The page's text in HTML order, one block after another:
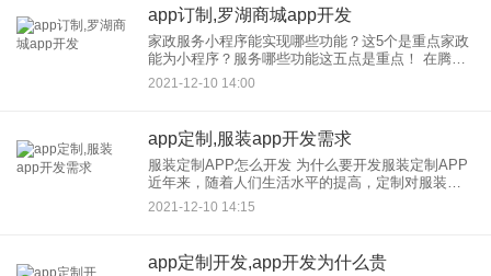
app订制,罗湖商城app开发
家政服务小程序能实现哪些功能？这5个是重点家政
能为小程序？服务哪些功能这五点是重点！ 在腾讯
2021年关于小程序的数据中，我们可以看到开放次
2021-12-10 14:00
app定制,服装app开发需求
服装定制APP怎么开发 为什么要开发服装定制APP
近年来，随着人们生活水平的提高，定制对服装的
需求越来越大，而线下的定制、企业，却很少或者
位置难求，因此用户需要花费大量的精力去寻找生
2021-12-10 14:15
app定制开发,app开发为什么贵